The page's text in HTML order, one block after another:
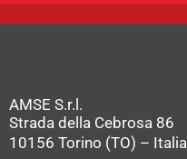
AMSE S.r.l.
Strada della Cebrosa 86
10156 Torino (TO) – Italia